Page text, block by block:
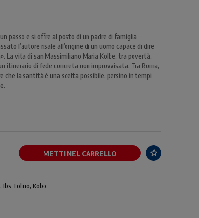
passo e si offre al posto di un padre di famiglia
l’autore risale all’origine di un uomo capace di dire
La vita di san Massimiliano Maria Kolbe, tra povertà,
itinerario di fede concreta non improvvisata. Tra Roma,
che la santità è una scelta possibile, persino in tempi
METTI NEL CARRELLO
Ibs Tolino, Kobo